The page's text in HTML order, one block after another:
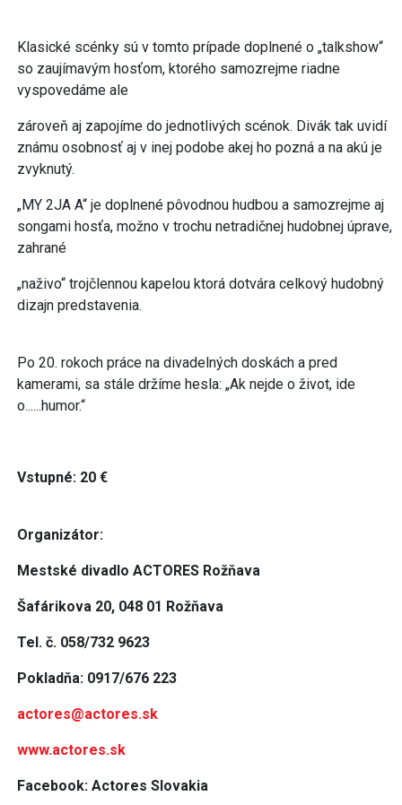
Klasické scénky sú v tomto prípade doplnené o „talkshow“
so zaujímavým hosťom, ktorého samozrejme riadne
vyspovedáme ale
zároveň aj zapojíme do jednotlivých scénok. Divák tak uvidí
známu osobnosť aj v inej podobe akej ho pozná a na akú je
zvyknutý.
„MY 2JA A“ je doplnené pôvodnou hudbou a samozrejme aj
songami hosťa, možno v trochu netradičnej hudobnej úprave,
zahrané
„naživo“ trojčlennou kapelou ktorá dotvára celkový hudobný
dizajn predstavenia.
Po 20. rokoch práce na divadelných doskách a pred
kamerami, sa stále držíme hesla: „Ak nejde o život, ide
o......humor.“
Vstupné: 20 €
Organizátor:
Mestské divadlo ACTORES Rožňava
Šafárikova 20, 048 01 Rožňava
Tel. č. 058/732 9623
Pokladňa: 0917/676 223
actores@actores.sk
www.actores.sk
Facebook: Actores Slovakia